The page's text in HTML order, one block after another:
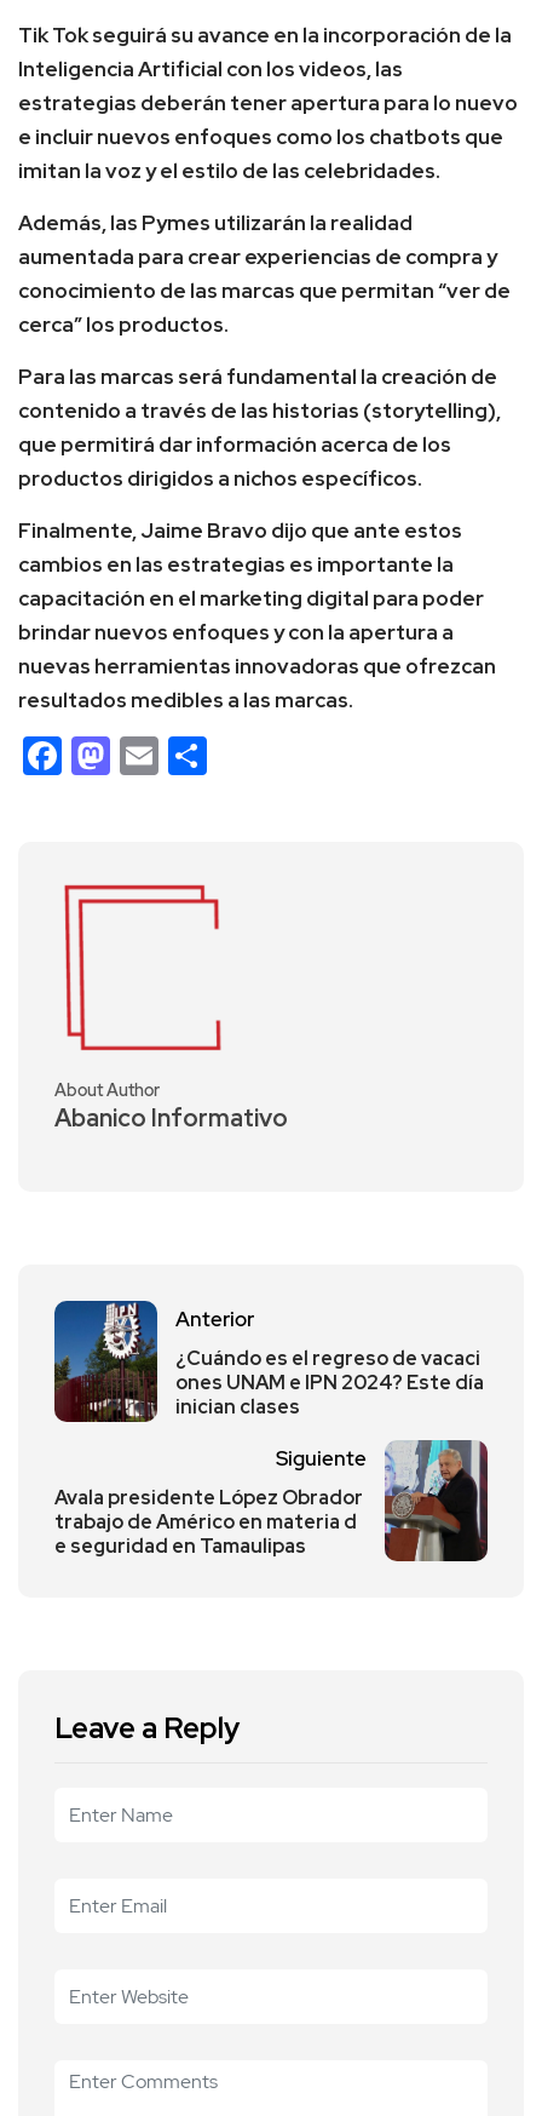
Tik Tok seguirá su avance en la incorporación de la
Inteligencia Artificial con los videos, las
estrategias deberán tener apertura para lo nuevo
e incluir nuevos enfoques como los chatbots que
imitan la voz y el estilo de las celebridades.
Además, las Pymes utilizarán la realidad
aumentada para crear experiencias de compra y
conocimiento de las marcas que permitan “ver de
cerca” los productos.
Para las marcas será fundamental la creación de
contenido a través de las historias (storytelling),
que permitirá dar información acerca de los
productos dirigidos a nichos específicos.
Finalmente, Jaime Bravo dijo que ante estos
cambios en las estrategias es importante la
capacitación en el marketing digital para poder
brindar nuevos enfoques y con la apertura a
nuevas herramientas innovadoras que ofrezcan
resultados medibles a las marcas.
Facebook
Mastodon
Email
About Author
Abanico Informativo
Anterior
¿Cuándo es el regreso de vacaci
ones UNAM e IPN 2024? Este día
inician clases
Siguiente
Avala presidente López Obrador
trabajo de Américo en materia d
e seguridad en Tamaulipas
Leave a Reply